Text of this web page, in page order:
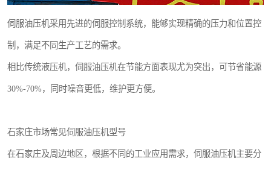
伺服油压机采用先进的伺服控制系统，能够实现精确的压力和位置控
制，满足不同生产工艺的需求。
相比传统液压机，伺服油压机在节能方面表现尤为突出，可节省能源
30%-70%，同时噪音更低，维护更方便。
石家庄市场常见伺服油压机型号
在石家庄及周边地区，根据不同的工业应用需求，伺服油压机主要分